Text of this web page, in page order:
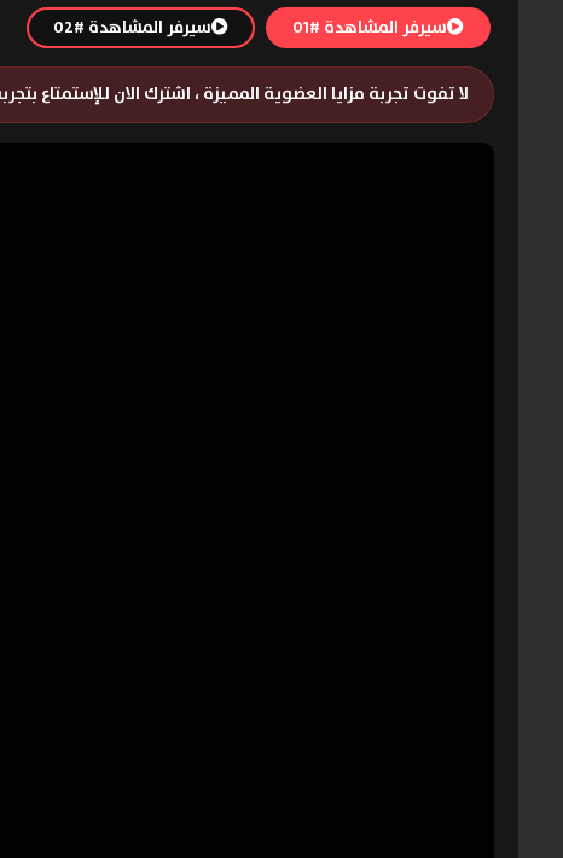
سيرفر المشاهدة #01 سيرفر المشاهدة #02
لا تفوت تجربة مزايا العضوية المميزة ، اشترك الان للإستمتاع